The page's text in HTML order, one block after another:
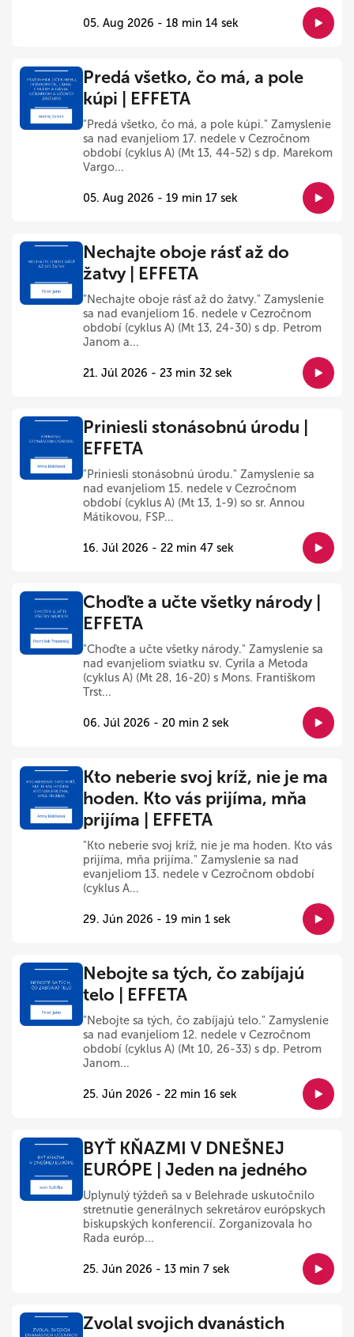
05. Aug 2026 - 18 min 14 sek
Predá všetko, čo má, a pole
kúpi | EFFETA
"Predá všetko, čo má, a pole kúpi." Zamyslenie
sa nad evanjeliom 17. nedele v Cezročnom
období (cyklus A) (Mt 13, 44-52) s dp. Marekom
Vargo...
05. Aug 2026 - 19 min 17 sek
Nechajte oboje rásť až do
žatvy | EFFETA
"Nechajte oboje rásť až do žatvy." Zamyslenie
sa nad evanjeliom 16. nedele v Cezročnom
období (cyklus A) (Mt 13, 24-30) s dp. Petrom
Janom a...
21. Júl 2026 - 23 min 32 sek
Priniesli stonásobnú úrodu |
EFFETA
"Priniesli stonásobnú úrodu." Zamyslenie sa
nad evanjeliom 15. nedele v Cezročnom
období (cyklus A) (Mt 13, 1-9) so sr. Annou
Mátikovou, FSP...
16. Júl 2026 - 22 min 47 sek
Choďte a učte všetky národy |
EFFETA
"Choďte a učte všetky národy." Zamyslenie sa
nad evanjeliom sviatku sv. Cyrila a Metoda
(cyklus A) (Mt 28, 16-20) s Mons. Františkom
Trst...
06. Júl 2026 - 20 min 2 sek
Kto neberie svoj kríž, nie je ma
hoden. Kto vás prijíma, mňa
prijíma | EFFETA
"Kto neberie svoj kríž, nie je ma hoden. Kto vás
prijíma, mňa prijíma." Zamyslenie sa nad
evanjeliom 13. nedele v Cezročnom období
(cyklus A...
29. Jún 2026 - 19 min 1 sek
Nebojte sa tých, čo zabíjajú
telo | EFFETA
"Nebojte sa tých, čo zabíjajú telo." Zamyslenie
sa nad evanjeliom 12. nedele v Cezročnom
období (cyklus A) (Mt 10, 26-33) s dp. Petrom
Janom...
25. Jún 2026 - 22 min 16 sek
BYŤ KŇAZMI V DNEŠNEJ
EURÓPE | Jeden na jedného
Uplynulý týždeň sa v Belehrade uskutočnilo
stretnutie generálnych sekretárov európskych
biskupských konferencií. Zorganizovala ho
Rada európ...
25. Jún 2026 - 13 min 7 sek
Zvolal svojich dvanástich